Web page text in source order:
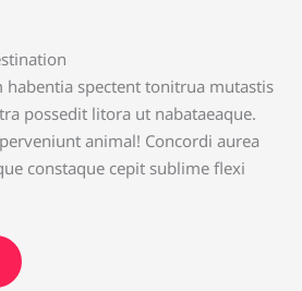
habentia spectent tonitrua mutastis
possedit litora ut nabataeaque.
animal! Concordi aurea
constaque cepit sublime flexi